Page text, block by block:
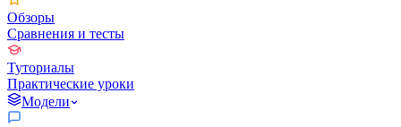
Обзоры
Сравнения и тесты
Туториалы
Практические уроки
Модели